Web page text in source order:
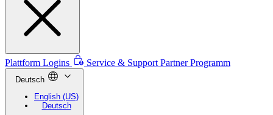
Plattform Logins Service & Support Partner Programm
Deutsch
English (US)
Deutsch